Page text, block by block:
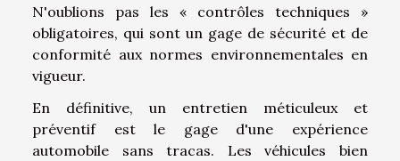
N'oublions pas les « contrôles techniques »
obligatoires, qui sont un gage de sécurité et de
conformité aux normes environnementales en
vigueur.
En définitive, un entretien méticuleux et
préventif est le gage d'une expérience
automobile sans tracas. Les véhicules bien